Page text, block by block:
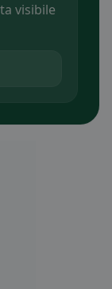
visibile